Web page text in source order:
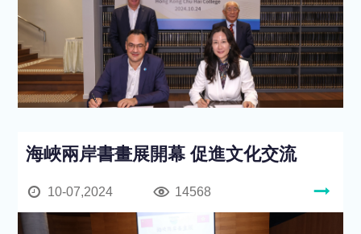
海峽兩岸書畫展開幕 促進文化交流
10-07,2024 14568